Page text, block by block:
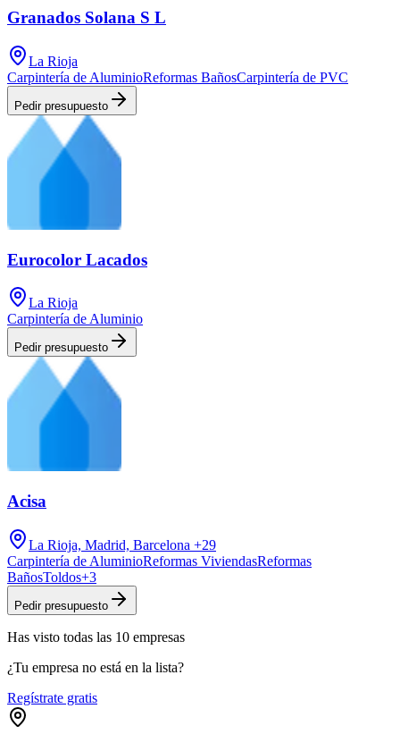
Granados Solana S L
La Rioja
Carpintería de AluminioReformas BañosCarpintería de PVC
Pedir presupuesto
Eurocolor Lacados
La Rioja
Carpintería de Aluminio
Pedir presupuesto
Acisa
La Rioja, Madrid, Barcelona +29
Carpintería de AluminioReformas ViviendasReformas
BañosToldos+3
Pedir presupuesto
Has visto todas las 10 empresas
¿Tu empresa no está en la lista?
Regístrate gratis